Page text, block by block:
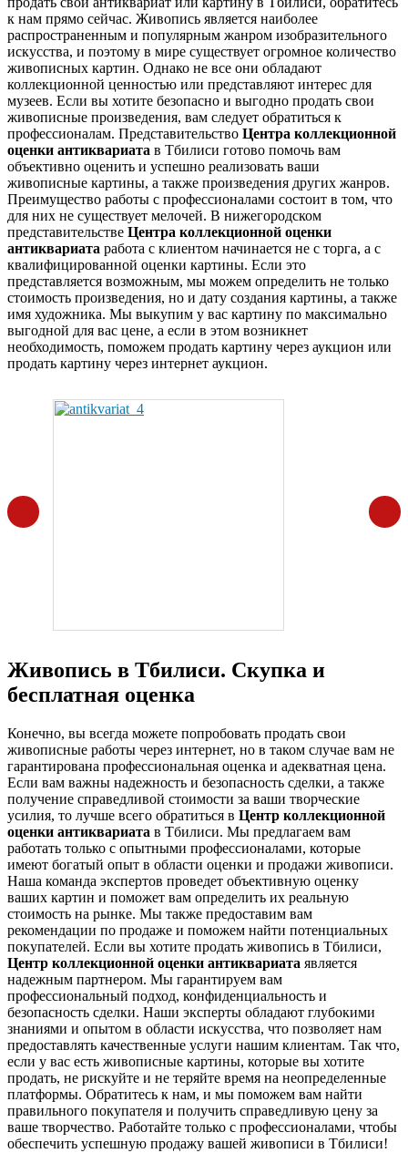
к нам прямо сейчас. Живопись является наиболее
распространенным и популярным жанром изобразительного
искусства, и поэтому в мире существует огромное количество
живописных картин. Однако не все они обладают
коллекционной ценностью или представляют интерес для
музеев. Если вы хотите безопасно и выгодно продать свои
живописные произведения, вам следует обратиться к
профессионалам. Представительство Центра коллекционной
оценки антиквариата в Тбилиси готово помочь вам
объективно оценить и успешно реализовать ваши
живописные картины, а также произведения других жанров.
Преимущество работы с профессионалами состоит в том, что
для них не существует мелочей. В нижегородском
представительстве Центра коллекционной оценки
антиквариата работа с клиентом начинается не с торга, а с
квалифицированной оценки картины. Если это
представляется возможным, мы можем определить не только
стоимость произведения, но и дату создания картины, а также
имя художника. Мы выкупим у вас картину по максимально
выгодной для вас цене, а если в этом возникнет
необходимость, поможем продать картину через аукцион или
продать картину через интернет аукцион.
Живопись в Тбилиси. Скупка и
бесплатная оценка
Конечно, вы всегда можете попробовать продать свои
живописные работы через интернет, но в таком случае вам не
гарантирована профессиональная оценка и адекватная цена.
Если вам важны надежность и безопасность сделки, а также
получение справедливой стоимости за ваши творческие
усилия, то лучше всего обратиться в Центр коллекционной
оценки антиквариата в Тбилиси. Мы предлагаем вам
работать только с опытными профессионалами, которые
имеют богатый опыт в области оценки и продажи живописи.
Наша команда экспертов проведет объективную оценку
ваших картин и поможет вам определить их реальную
стоимость на рынке. Мы также предоставим вам
рекомендации по продаже и поможем найти потенциальных
покупателей. Если вы хотите продать живопись в Тбилиси,
Центр коллекционной оценки антиквариата является
надежным партнером. Мы гарантируем вам
профессиональный подход, конфиденциальность и
безопасность сделки. Наши эксперты обладают глубокими
знаниями и опытом в области искусства, что позволяет нам
предоставлять качественные услуги нашим клиентам. Так что,
если у вас есть живописные картины, которые вы хотите
продать, не рискуйте и не теряйте время на неопределенные
платформы. Обратитесь к нам, и мы поможем вам найти
правильного покупателя и получить справедливую цену за
ваше творчество. Работайте только с профессионалами, чтобы
обеспечить успешную продажу вашей живописи в Тбилиси!